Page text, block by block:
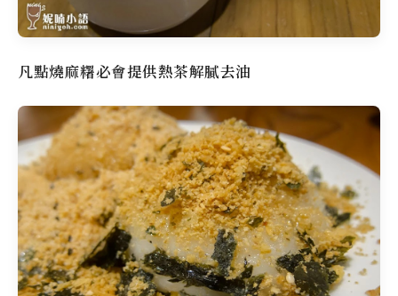
凡點燒麻糬必會提供熱茶解膩去油